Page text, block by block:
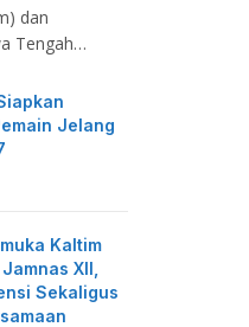
dan
Tengah…
Jelang
Kaltim
XII,
Sekaligus